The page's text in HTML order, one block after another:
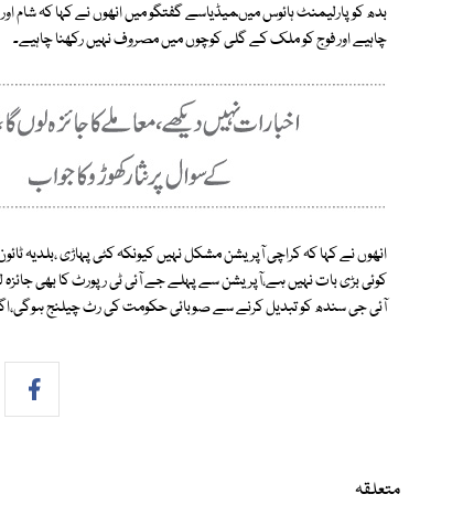
بدھ کو پارلیمنٹ ہائوس میںمیڈیاسے گفتگو میں انھوں نے کہا کہ
چاہیے اور فوج کو ملک کے گلی کوچوں میں مصروف نہیں رکھنا چاہیے۔
انھوں نے کہا کہ کراچی آپریشن مشکل نہیں کیونکہ کٹی پہاڑی ،بلدیہ
کوئی بڑی بات نہیں ہے،آپریشن سے پہلے جے آئی ٹی رپورٹ کا بھی
آئی جی سندھ کو تبدیل کرنے سے صوبائی حکومت کی رٹ چیلنج ہوگی،اگر
متعلقہ